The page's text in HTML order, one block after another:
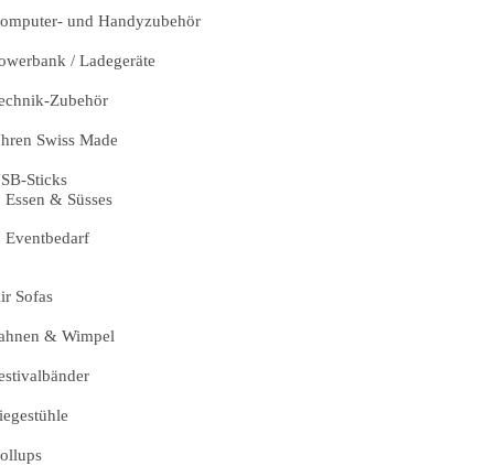
und Handyzubehör
/ Ladegeräte
Zubehör
Swiss Made
Sticks
Essen & Süsses
Eventbedarf
Sofas
& Wimpel